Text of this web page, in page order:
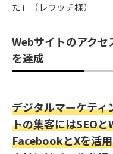
た」（レウッチ様）
Webサイトのアク
を達成
デジタルマーケティ
トの集客にはSEO
FacebookとXを活